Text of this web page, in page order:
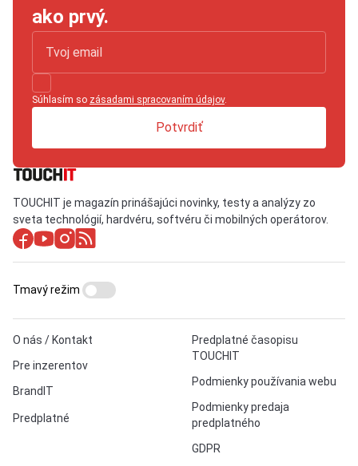
ako prvý.
Súhlasím so zásadami spracovaním údajov.
Potvrdiť
TOUCHIT je magazín prinášajúci novinky, testy a analýzy zo
sveta technológií, hardvéru, softvéru či mobilných operátorov.
O nás / Kontakt
Pre inzerentov
BrandIT
Predplatné
Predplatné časopisu
TOUCHIT
Podmienky používania webu
Podmienky predaja
predplatného
GDPR
Tmavý režim